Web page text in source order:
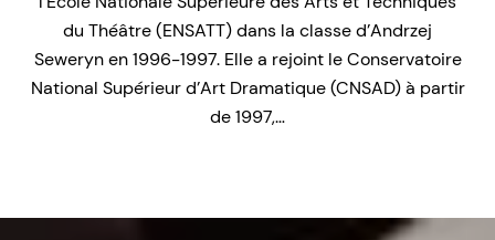
du Théâtre (ENSATT) dans la classe d’Andrzej
Seweryn en 1996-1997. Elle a rejoint le Conservatoire
National Supérieur d’Art Dramatique (CNSAD) à partir
de 1997,…